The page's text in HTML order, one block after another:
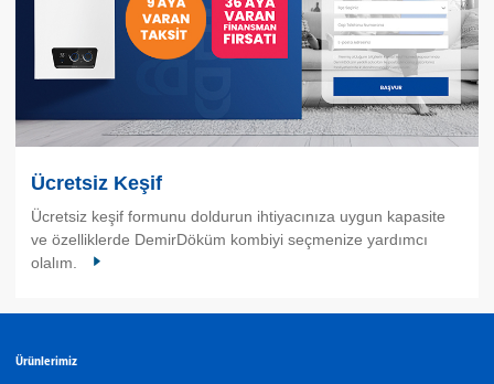
Ücretsiz Keşif
Ücretsiz keşif formunu doldurun ihtiyacınıza uygun kapasite
ve özelliklerde DemirDöküm kombiyi seçmenize yardımcı
olalım.
Ürünlerimiz